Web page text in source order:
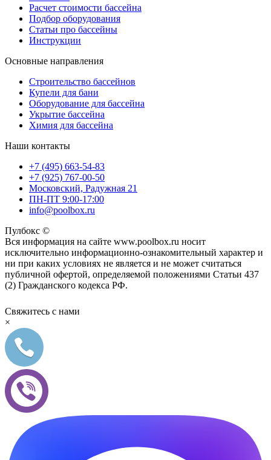
Расчет стоимости бассейна
Подбор оборудования
Статьи про бассейны
Инструкции
Основные направления
Строительство бассейнов
Купели для бани
Оборудование для бассейна
Укрытие бассейна
Химия для бассейна
Наши контакты
+7 (495) 663-54-83
+7 (925) 767-00-50
Московский, Радужная 21
ПН-ПТ 9:00-17:00
info@poolbox.ru
Пулбокс ©
Вся информация на сайте www.poolbox.ru носит
исключительно информационно-ознакомительный характер и
ни при каких условиях не является и не может считаться
публичной офертой, определяемой положениями Статьи 437
(2) Гражданского кодекса РФ.
Свяжитесь с нами
×